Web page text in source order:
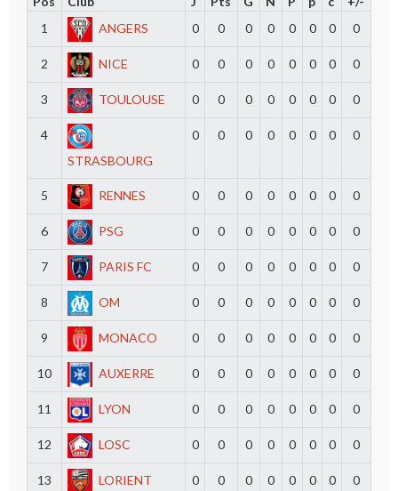
1
ANGERS 0 0 0 0 0 0 0 0
2 NICE 0 0 0 0 0 0 0 0
3 TOULOUSE 0 0 0 0 0 0 0 0
4
STRASBOURG
0 0 0 0 0 0 0 0
5 RENNES 0 0 0 0 0 0 0 0
6 PSG 0 0 0 0 0 0 0 0
7 PARIS FC 0 0 0 0 0 0 0 0
8 OM 0 0 0 0 0 0 0 0
9 MONACO 0 0 0 0 0 0 0 0
10 AUXERRE 0 0 0 0 0 0 0 0
11 LYON 0 0 0 0 0 0 0 0
12 LOSC 0 0 0 0 0 0 0 0
13 LORIENT 0 0 0 0 0 0 0 0